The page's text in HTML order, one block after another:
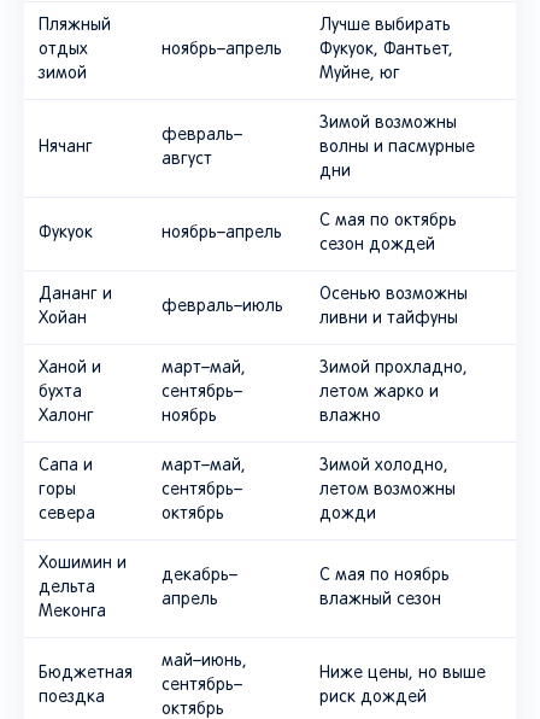
Пляжный
отдых
зимой
ноябрь–апрель
Лучше выбирать
Фукуок, Фантьет,
Муйне, юг
Нячанг
февраль–
август
Зимой возможны
волны и пасмурные
дни
Фукуок ноябрь–апрель
С мая по октябрь
сезон дождей
Дананг и
Хойан
февраль–июль
Осенью возможны
ливни и тайфуны
Ханой и
бухта
Халонг
март–май,
сентябрь–
ноябрь
Зимой прохладно,
летом жарко и
влажно
Сапа и
горы
севера
март–май,
сентябрь–
октябрь
Зимой холодно,
летом возможны
дожди
Хошимин и
дельта
Меконга
декабрь–
апрель
С мая по ноябрь
влажный сезон
Бюджетная
поездка
май–июнь,
сентябрь–
октябрь
Ниже цены, но выше
риск дождей